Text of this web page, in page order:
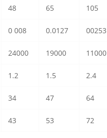
48 65 105
0 008 0.0127 00253
24000 19000 11000
1.2 1.5 2.4
34 47 64
43 53 72